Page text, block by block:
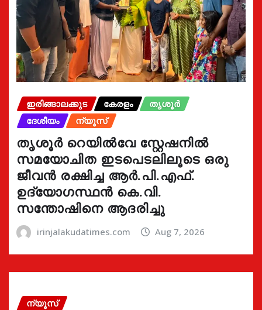
ഇരിങ്ങാലക്കുട കേരളം
തൃശൂർ
ദേശീയം
ന്യൂസ്
തൃശൂർ റെയിൽവേ സ്റ്റേഷനിൽ
സമയോചിത ഇടപെടലിലൂടെ ഒരു
ജീവൻ രക്ഷിച്ച ആർ.പി.എഫ്.
ഉദ്യോഗസ്ഥൻ കെ.വി.
സന്തോഷിനെ ആദരിച്ചു
irinjalakudatimes.com Aug 7, 2026
ന്യൂസ്